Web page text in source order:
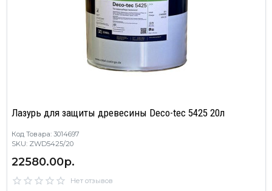
Лазурь для защиты древесины Deco-tec 5425 20л
Код Товара: 3014697
SKU: ZWD5425/20
22580.00р.
Нет отзывов